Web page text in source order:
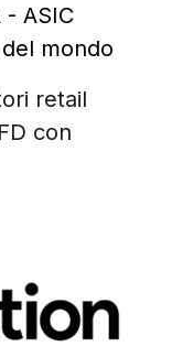
- ASIC
mondo
retail
con